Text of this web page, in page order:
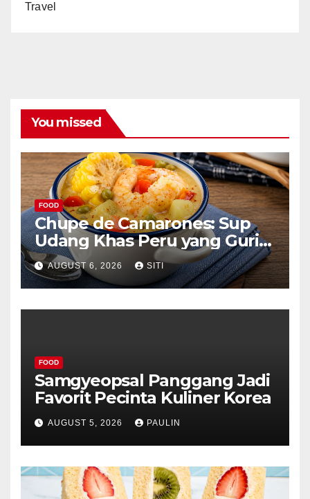
Travel
You missed
FOOD
Chupe de Camarones: Sup
Udang Khas Peru yang Gurih
Lezat
AUGUST 6, 2026 SITI
FOOD
Samgyeopsal Panggang Jadi
Favorit Pecinta Kuliner Korea
AUGUST 5, 2026 PAULIN